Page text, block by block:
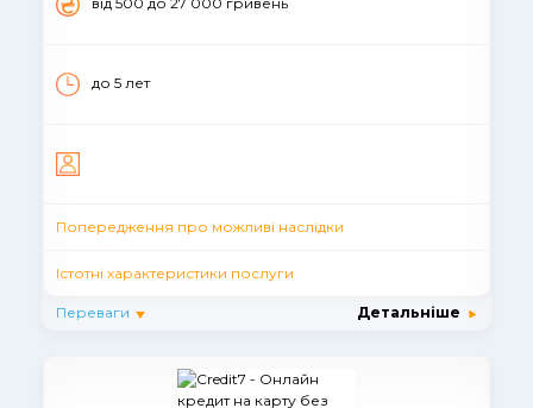
до 5 лет
Попередження про можливі наслідки
Істотні характеристики послуги
Переваги Детальніше